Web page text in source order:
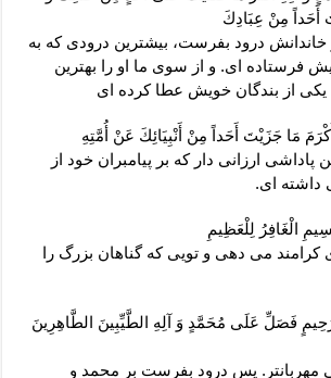
أَحَداً مِنْ عِبَادِكَ‏
خاندانش درود بفرست، بيشترين درودى كه به
فرستاده ‏اى. و از سوى ما او را بهترين
از بندگان خويش عطا كرده ‏اى‏
مَا جَزَيْتَ أَحَداً مِنْ أَنْبِيَائِكَ عَنْ أُمَّتِهِ‏
پاداشى ارزانى دار كه بر پيامبران خود از
داشته ‏اى.
الْغَافِرُ لِلْعَظِيمِ‏
كرامند مى ‏دهى و تويى كه گناهان بزرگ را
فَصَلِّ عَلَى مُحَمَّدٍ وَ آلِهِ الطَّيِّبِينَ الطَّاهِرِينَ
مهربان‏تر. پس درود بفرست بر محمد و